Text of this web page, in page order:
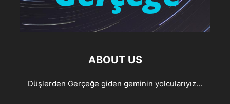
ABOUT US
Düşlerden Gerçeğe giden geminin yolcularıyız...